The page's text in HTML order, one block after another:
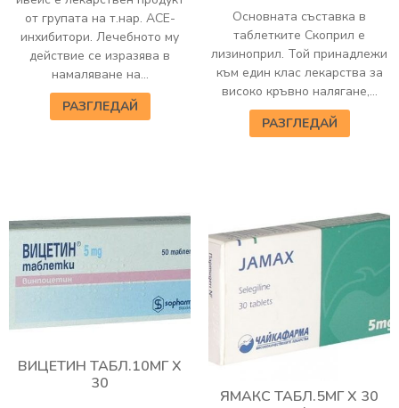
от групата на т.нар. АСЕ-
инхибитори. Лечебното му
действие се изразява в
намаляване на...
РАЗГЛЕДАЙ
Основната съставка в
таблетките Скоприл е
лизиноприл. Той принадлежи
към един клас лекарства за
високо кръвно налягане,...
РАЗГЛЕДАЙ
ВИЦЕТИН ТАБЛ.10МГ Х
30
ЯМАКС ТАБЛ.5МГ Х 30